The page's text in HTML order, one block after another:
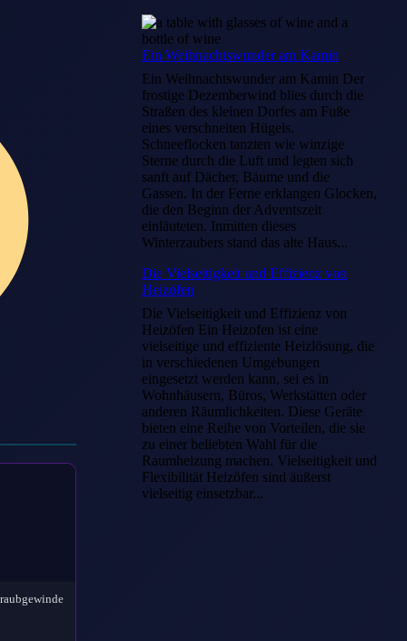
Ein Weihnachtswunder am Kamin
Ein Weihnachtswunder am Kamin Der
frostige Dezemberwind blies durch die
Straßen des kleinen Dorfes am Fuße
eines verschneiten Hügels.
Schneeflocken tanzten wie winzige
Sterne durch die Luft und legten sich
sanft auf Dächer, Bäume und die
Gassen. In der Ferne erklangen Glocken,
die den Beginn der Adventszeit
einläuteten. Inmitten dieses
Winterzaubers stand das alte Haus...
Die Vielseitigkeit und Effizienz von
Heizöfen
Die Vielseitigkeit und Effizienz von
Heizöfen Ein Heizofen ist eine
vielseitige und effiziente Heizlösung, die
in verschiedenen Umgebungen
eingesetzt werden kann, sei es in
Wohnhäusern, Büros, Werkstätten oder
anderen Räumlichkeiten. Diese Geräte
bieten eine Reihe von Vorteilen, die sie
zu einer beliebten Wahl für die
Raumheizung machen. Vielseitigkeit und
Flexibilität Heizöfen sind äußerst
vielseitig einsetzbar...